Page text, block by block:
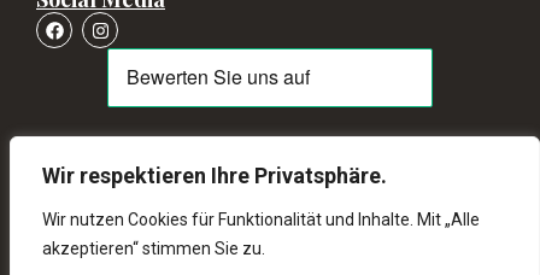
Wir respektieren Ihre Privatsphäre.
Wir nutzen Cookies für Funktionalität und Inhalte. Mit „Alle
akzeptieren“ stimmen Sie zu.
schneller Versand ab 80€ kostenlos